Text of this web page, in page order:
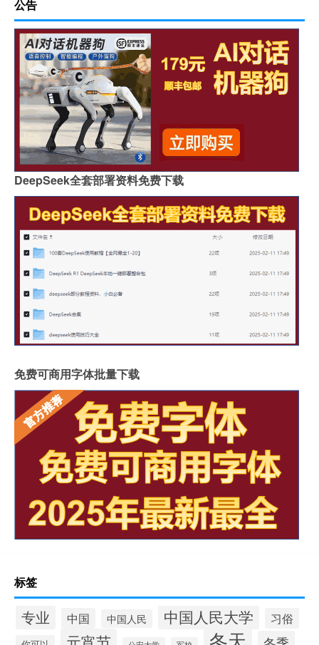
公告
DeepSeek全套部署资料免费下载
免费可商用字体批量下载
标签
专业 中国 中国人民 中国人民大学 习俗
冬天